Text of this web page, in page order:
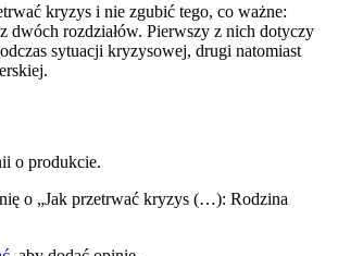
kryzys i nie zgubić tego, co ważne:
dwóch rozdziałów. Pierwszy z nich dotyczy
sytuacji kryzysowej, drugi natomiast
o produkcie.
o „Jak przetrwać kryzys (…): Rodzina